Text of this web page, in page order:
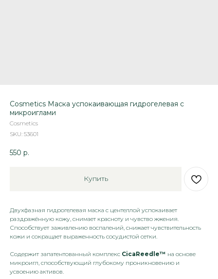
Cosmetics Маска успокаивающая гидрогелевая с
микроиглами
Cosmetics
SKU: 53601
550 р.
Купить
Двухфазная гидрогелевая маска с центеллой успокаивает
раздражённую кожу, снимает красноту и чувство жжения.
Способствует заживлению воспалений, снижает чувствительность
кожи и сокращает выраженность сосудистой сетки.
Содержит запатентованный комплекс CicaReedle™ на основе
микроигл, способствующий глубокому проникновению и
усвоению активов.